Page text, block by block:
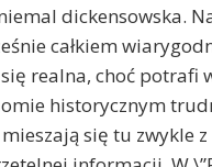
dickensowska.
całkiem
realna, choć potrafi
historycznym
mieszają się tu zwykle